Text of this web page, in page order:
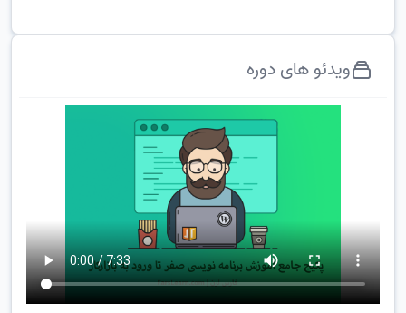
ویدئو های دوره